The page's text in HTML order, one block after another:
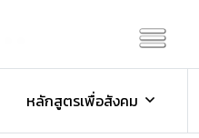
มพันธ์
หลักสูตรเพื่อสังคม